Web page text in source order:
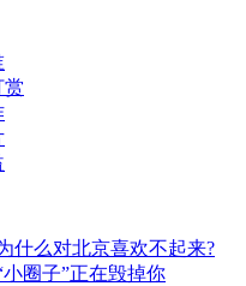
赏
什么对北京喜欢不起来?
小圈子”正在毁掉你